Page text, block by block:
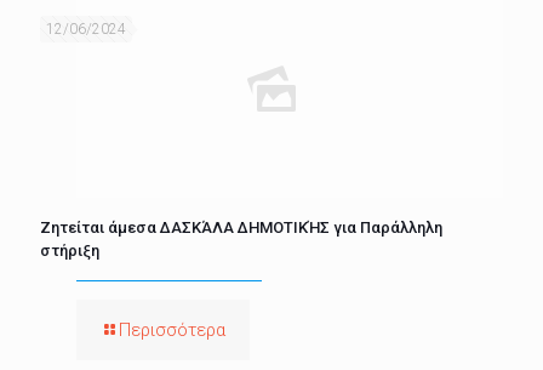
12/06/2024
Ζητείται άμεσα ΔΑΣΚΆΛΑ ΔΗΜΟΤΙΚΉΣ για Παράλληλη
στήριξη
Περισσότερα